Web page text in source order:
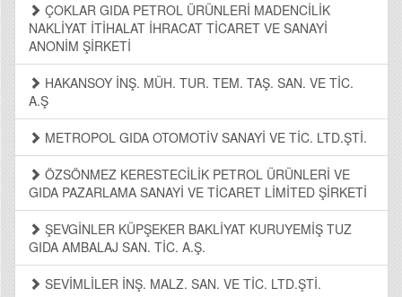
ÇOKLAR GIDA PETROL ÜRÜNLERİ MADENCİLİK
NAKLİYAT İTİHALAT İHRACAT TİCARET VE SANAYİ
ANONİM ŞİRKETİ
HAKANSOY İNŞ. MÜH. TUR. TEM. TAŞ. SAN. VE TİC.
A.Ş
METROPOL GIDA OTOMOTİV SANAYİ VE TİC. LTD.ŞTİ.
ÖZSÖNMEZ KERESTECİLİK PETROL ÜRÜNLERİ VE
GIDA PAZARLAMA SANAYİ VE TİCARET LİMİTED ŞİRKETİ
ŞEVGİNLER KÜPŞEKER BAKLİYAT KURUYEMİŞ TUZ
GIDA AMBALAJ SAN. TİC. A.Ş.
SEVİMLİLER İNŞ. MALZ. SAN. VE TİC. LTD.ŞTİ.